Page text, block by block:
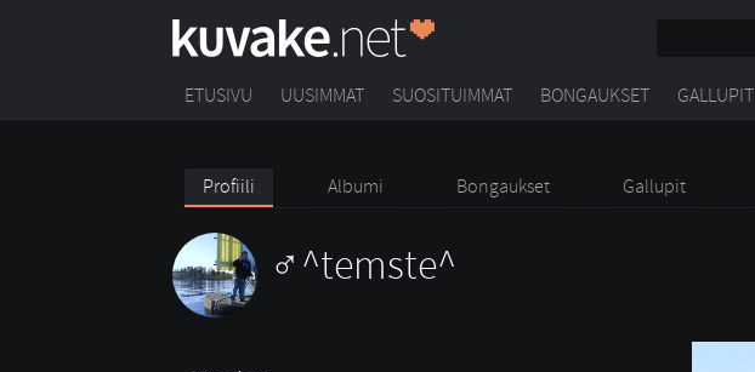
ETUSIVU UUSIMMAT SUOSITUIMMAT BONGAUKSET GALLUPIT
Profiili Albumi Bongaukset Gallupit
^temste^